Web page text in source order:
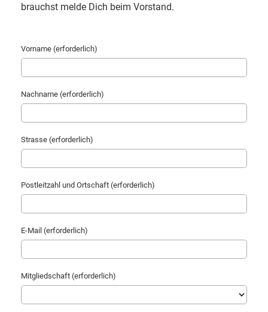
brauchst melde Dich beim Vorstand.
Vorname (erforderlich)
Nachname (erforderlich)
Strasse (erforderlich)
Postleitzahl und Ortschaft (erforderlich)
E-Mail (erforderlich)
Mitgliedschaft (erforderlich)